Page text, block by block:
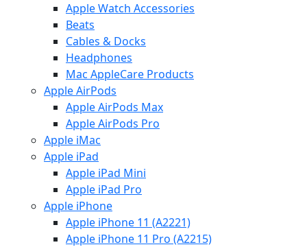
Apple Watch Accessories
Beats
Cables & Docks
Headphones
Mac AppleCare Products
Apple AirPods
Apple AirPods Max
Apple AirPods Pro
Apple iMac
Apple iPad
Apple iPad Mini
Apple iPad Pro
Apple iPhone
Apple iPhone 11 (A2221)
Apple iPhone 11 Pro (A2215)